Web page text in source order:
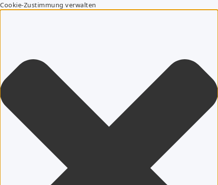
Cookie-Zustimmung verwalten